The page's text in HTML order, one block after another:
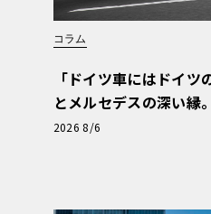
コラム
「ドイツ車にはドイ
とメルセデスの深い縁
と、Cクラスで味わう
2026 8/6